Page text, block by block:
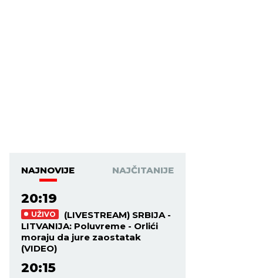
NAJNOVIJE NAJČITANIJE
20:19
UŽIVO
(LIVESTREAM) SRBIJA -
LITVANIJA: Poluvreme - Orlići
moraju da jure zaostatak
(VIDEO)
20:15